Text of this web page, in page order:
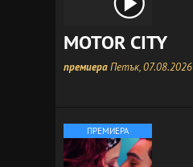
MOTOR CITY
премиераПетък, 07.08.2026
ПРЕМИЕРА